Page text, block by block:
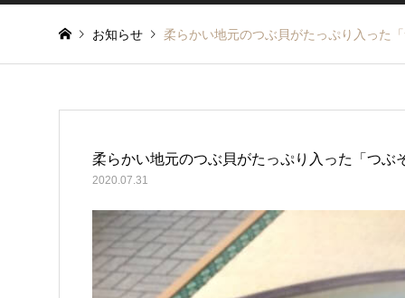
お知らせ 柔らかい地元のつぶ貝がたっぷり入った
柔らかい地元のつぶ貝がたっぷり入った「つ
2020.07.31